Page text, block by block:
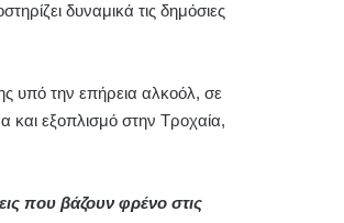
δυναμικά τις δημόσιες
υπό την επήρεια αλκοόλ, σε
και εξοπλισμό στην Τροχαία,
που βάζουν φρένο στις